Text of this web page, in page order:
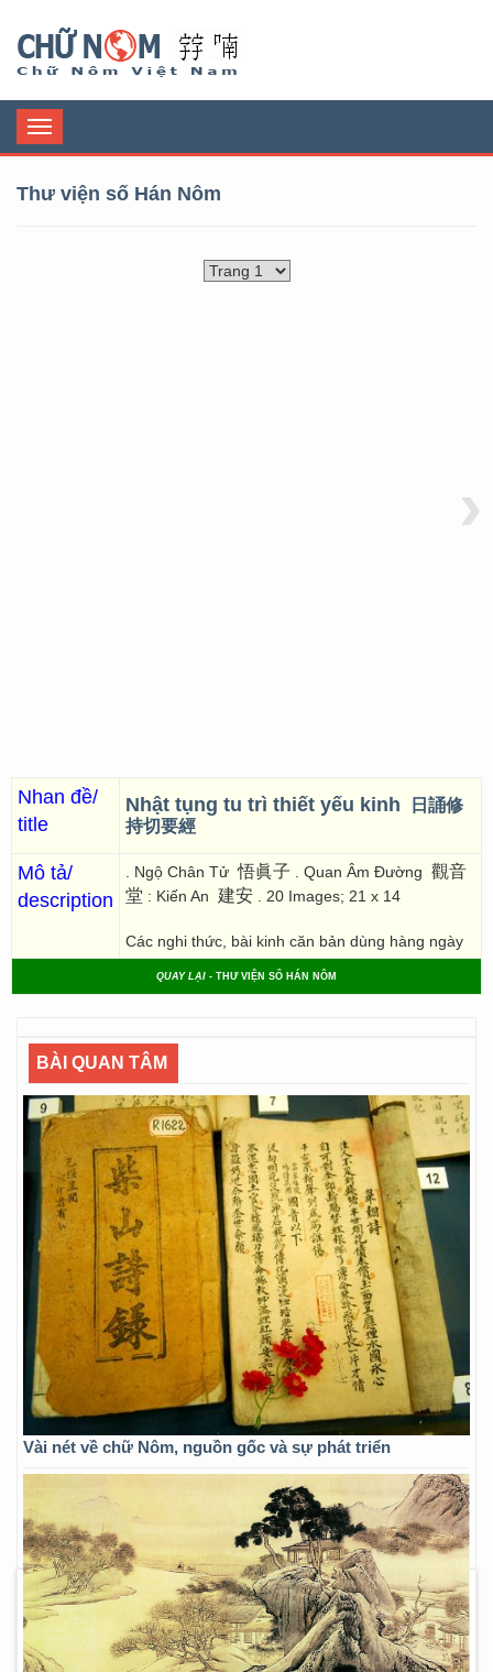
Toggle
navigation
Thư viện số Hán Nôm
›
Nhan đề/
title
Nhật tụng tu trì thiết yếu kinh
日誦修
持切要經
Mô tả/
description
. Ngộ Chân Tử 悟眞子 . Quan Âm Đường 觀音
堂 : Kiến An 建安 . 20 Images; 21 x 14
Các nghi thức, bài kinh căn bản dùng hàng ngày
QUAY LẠI - THƯ VIỆN SỐ HÁN NÔM
BÀI QUAN TÂM
Vài nét về chữ Nôm, nguồn gốc và sự phát triển